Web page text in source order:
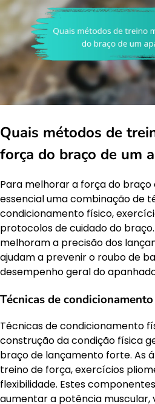
Quais métodos de
força do braço de um
Para melhorar a força do braço
essencial uma combinação de
condicionamento físico,
protocolos de cuidado do
melhoram a precisão dos
ajudam a prevenir o roubo de
desempenho geral do
Técnicas de
Técnicas de condicionamento
construção da condição física
braço de lançamento forte. As
treino de força, exercícios
flexibilidade. Estes
aumentar a potência muscular,